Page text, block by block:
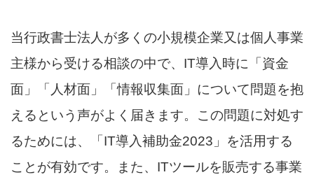
当行政書士法人が多くの小規模企業又は個人事業
主様から受ける相談の中で、IT導入時に「資金
面」「人材面」「情報収集面」について問題を抱
えるという声がよく届きます。この問題に対処す
るためには、「IT導入補助金2023」を活用する
ことが有効です。また、ITツールを販売する事業